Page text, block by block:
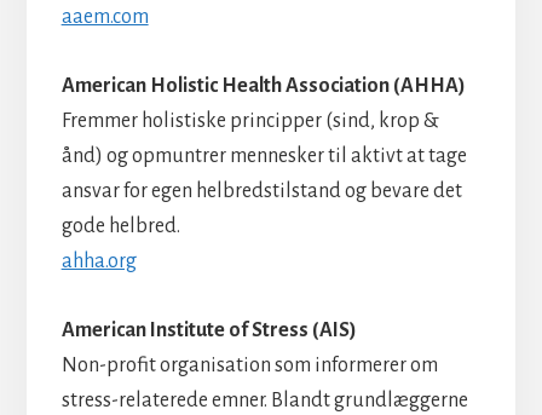
aaem.com
American Holistic Health Association (AHHA)
Fremmer holistiske principper (sind, krop &
ånd) og opmuntrer mennesker til aktivt at tage
ansvar for egen helbredstilstand og bevare det
gode helbred.
ahha.org
American Institute of Stress (AIS)
Non-profit organisation som informerer om
stress-relaterede emner. Blandt grundlæggerne